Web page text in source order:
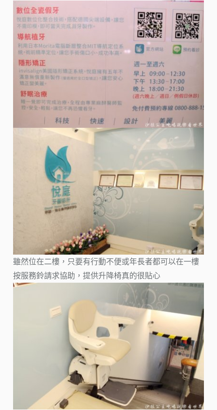
雖然位在二樓，只要有行動不便或年長者都可以在一樓
按服務鈴請求協助，提供升降椅真的很貼心